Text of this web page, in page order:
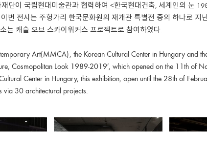
단이 국립현대미술관과 협력하여 <한국현대건축, 세계인의 눈
번 전시는 주헝가리 한국문화원의 재개관 특별전 중의 하나로 지
는 캐슬 오브 스카이워커스 프로젝트로 참여하였다.
Art(MMCA), the Korean Cultural Center in Hungary and
Cosmopolitan Look 1989-2019’, which opened on the 11th of
Center in Hungary, this exhibition, open until the 28th of
via 30 architectural projects.